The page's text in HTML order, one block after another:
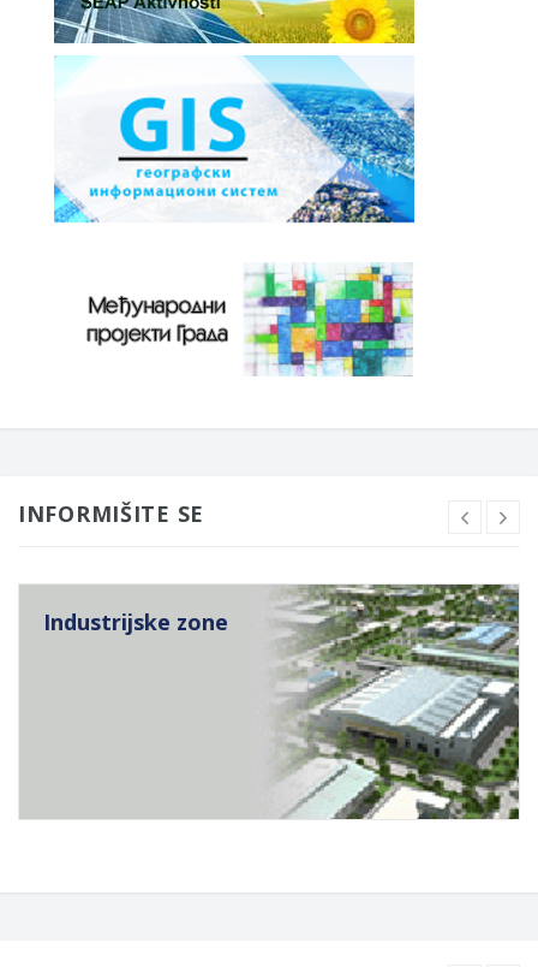
INFORMIŠITE SE
Industrijske zone